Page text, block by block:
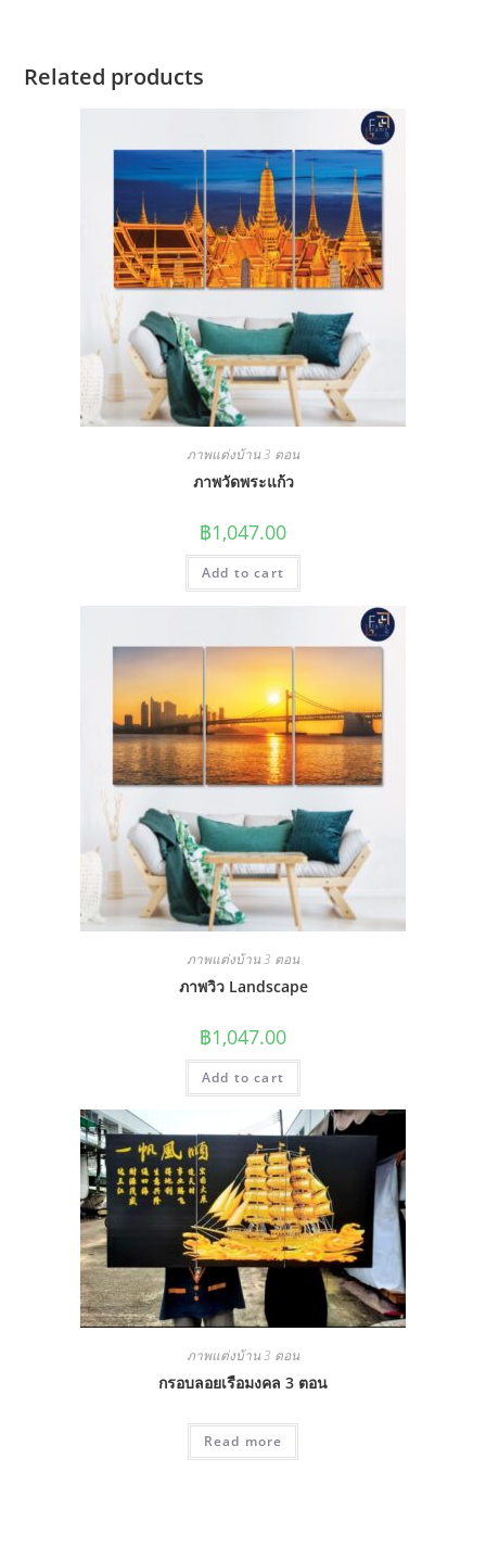
Related products
ภาพแต่งบ้าน 3 ตอน
ภาพวัดพระแก้ว
฿1,047.00
Add to cart
ภาพแต่งบ้าน 3 ตอน
ภาพวิว Landscape
฿1,047.00
Add to cart
ภาพแต่งบ้าน 3 ตอน
กรอบลอยเรือมงคล 3 ตอน
Read more